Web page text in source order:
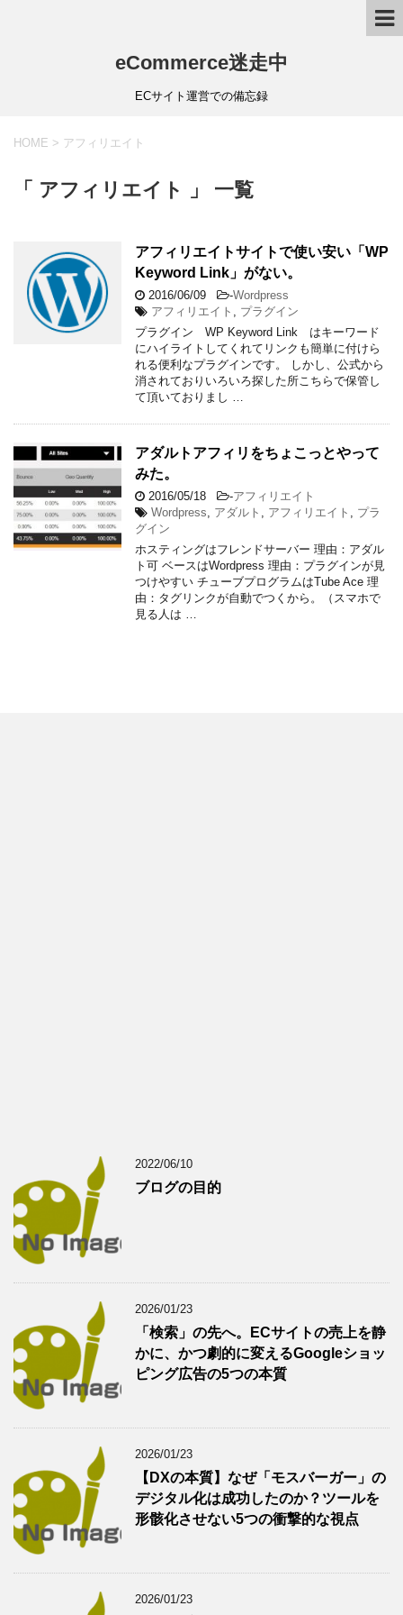
eCommerce迷走中
ECサイト運営での備忘録
HOME > アフィリエイト
「 アフィリエイト 」 一覧
アフィリエイトサイトで使い安い「WP
Keyword Link」がない。
2016/06/09 -Wordpress
アフィリエイト
プラグイン
プラグイン WP Keyword Link はキーワード
にハイライトしてくれてリンクも簡単に付けら
れる便利なプラグインです。 しかし、公式から
消されておりいろいろ探した所こちらで保管し
て頂いておりまし …
アダルトアフィリをちょこっとやって
みた。
2016/05/18 -アフィリエイト
Wordpress
アダルト アフィリエイト
プラ
グイン
ホスティングはフレンドサーバー 理由：アダル
ト可 ベースはWordpress 理由：プラグインが見
つけやすい チューブプログラムはTube Ace 理
由：タグリンクが自動でつくから。（スマホで
見る人は …
2022/06/10
ブログの目的
2026/01/23
「検索」の先へ。ECサイトの売上を静
かに、かつ劇的に変えるGoogleショッ
ピング広告の5つの本質
2026/01/23
【DXの本質】なぜ「モスバーガー」の
デジタル化は成功したのか？ツールを
形骸化させない5つの衝撃的な視点
2026/01/23